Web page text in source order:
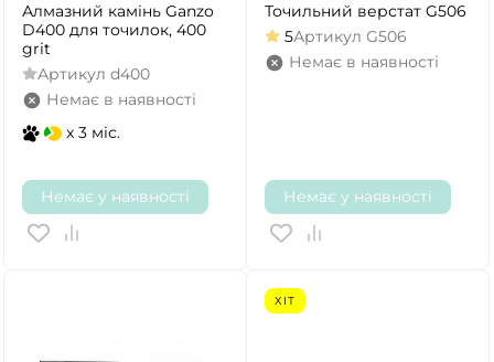
Алмазний камінь Ganzo
D400 для точилок, 400
grit
Артикул d400
Немає в наявності
x 3 міс.
Немає у наявності
Точильний верстат G506
5Артикул G506
Немає в наявності
Немає у наявності
ХІТ